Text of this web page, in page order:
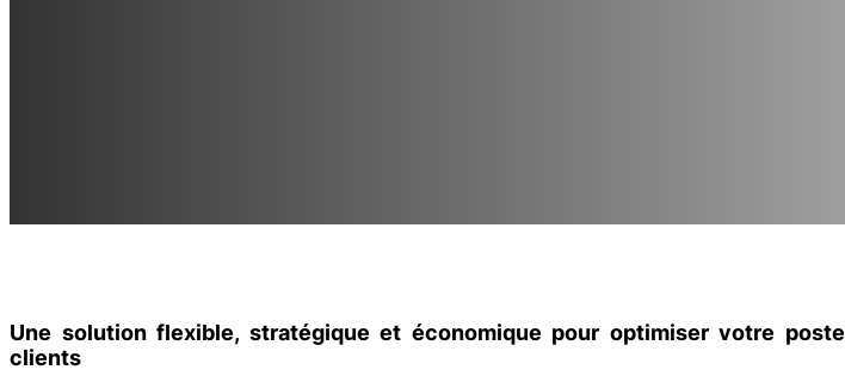
Une solution flexible, stratégique et économique pour optimiser votre poste
clients